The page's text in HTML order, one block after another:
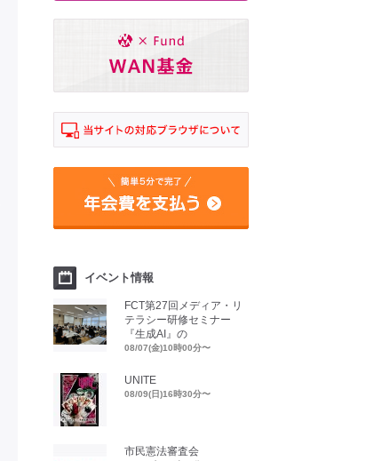
イベント情報
FCT第27回メディア・リ
テラシー研修セミナー
『生成AI』の
08/07(金)10時00分〜
UNITE
08/09(日)16時30分〜
市民憲法審査会